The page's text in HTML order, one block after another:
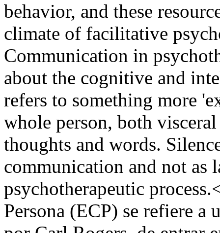
behavior, and these
climate of facilitative
Communication in
about the cognitive and
refers to something more
whole person, both
thoughts and words.
communication and not as
psychotherapeutic
Persona (ECP) se refiere a